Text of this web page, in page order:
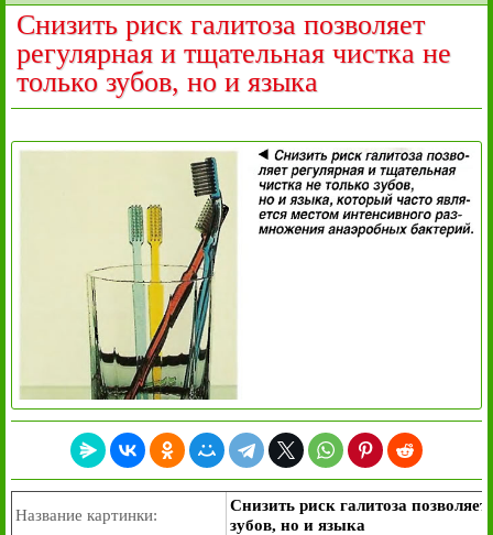
Снизить риск галитоза позволяет
регулярная и тщательная чистка не
только зубов, но и языка
Название картинки:
Снизить риск галитоза
зубов, но и языка